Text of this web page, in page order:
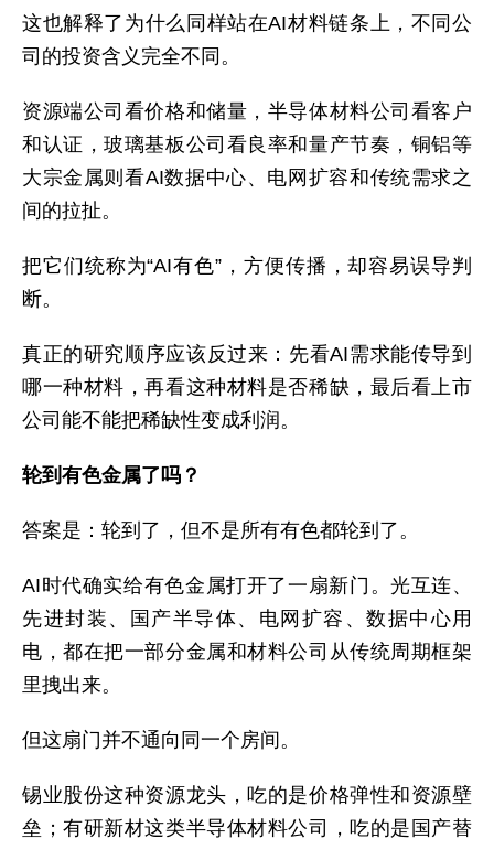
这也解释了为什么同样站在AI材料链条上，不同公
司的投资含义完全不同。
资源端公司看价格和储量，半导体材料公司看客户
和认证，玻璃基板公司看良率和量产节奏，铜铝等
大宗金属则看AI数据中心、电网扩容和传统需求之
间的拉扯。
把它们统称为“AI有色”，方便传播，却容易误导判
断。
真正的研究顺序应该反过来：先看AI需求能传导到
哪一种材料，再看这种材料是否稀缺，最后看上市
公司能不能把稀缺性变成利润。
轮到有色金属了吗？
答案是：轮到了，但不是所有有色都轮到了。
AI时代确实给有色金属打开了一扇新门。光互连、
先进封装、国产半导体、电网扩容、数据中心用
电，都在把一部分金属和材料公司从传统周期框架
里拽出来。
但这扇门并不通向同一个房间。
锡业股份这种资源龙头，吃的是价格弹性和资源壁
垒；有研新材这类半导体材料公司，吃的是国产替